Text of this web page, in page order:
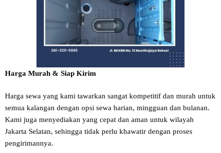
Harga Murah & Siap Kirim
Harga sewa yang kami tawarkan sangat kompetitif dan murah untuk
semua kalangan dengan opsi sewa harian, mingguan dan bulanan.
Kami juga menyediakan yang cepat dan aman untuk wilayah
Jakarta Selatan, sehingga tidak perlu khawatir dengan proses
pengirimannya.